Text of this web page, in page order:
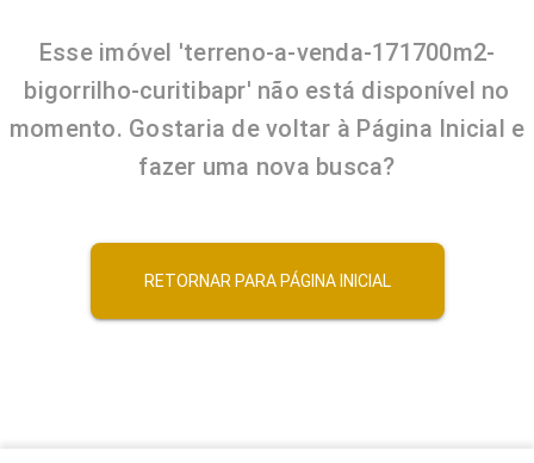
Esse imóvel 'terreno-a-venda-171700m2-
bigorrilho-curitibapr' não está disponível no
momento. Gostaria de voltar à Página Inicial e
fazer uma nova busca?
RETORNAR PARA PÁGINA INICIAL